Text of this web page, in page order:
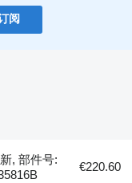
阅
, 部件号:
€220.60